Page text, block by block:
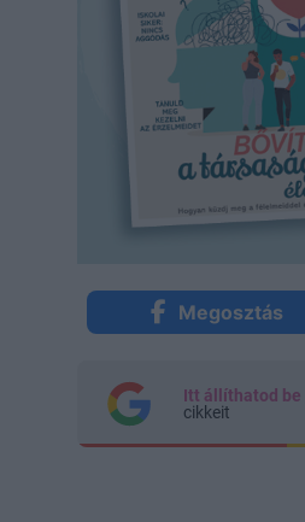
Megosztás
Itt állíthatod be
cikkeit